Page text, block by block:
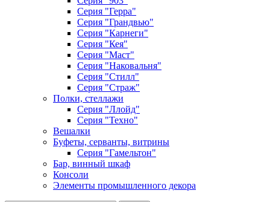
Серия "Герра"
Серия "Грандвью"
Серия "Карнеги"
Серия "Кея"
Серия "Маст"
Серия "Наковальня"
Серия "Стилл"
Серия "Страж"
Полки, стеллажи
Серия "Ллойд"
Серия "Техно"
Вешалки
Буфеты, серванты, витрины
Серия "Гамельтон"
Бар, винный шкаф
Консоли
Элементы промышленного декора